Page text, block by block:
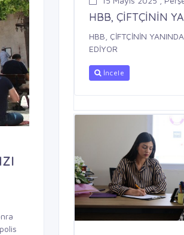
HBB, ÇİFTÇİNİN
HBB, ÇİFTÇİNİN
EDİYOR
İncele